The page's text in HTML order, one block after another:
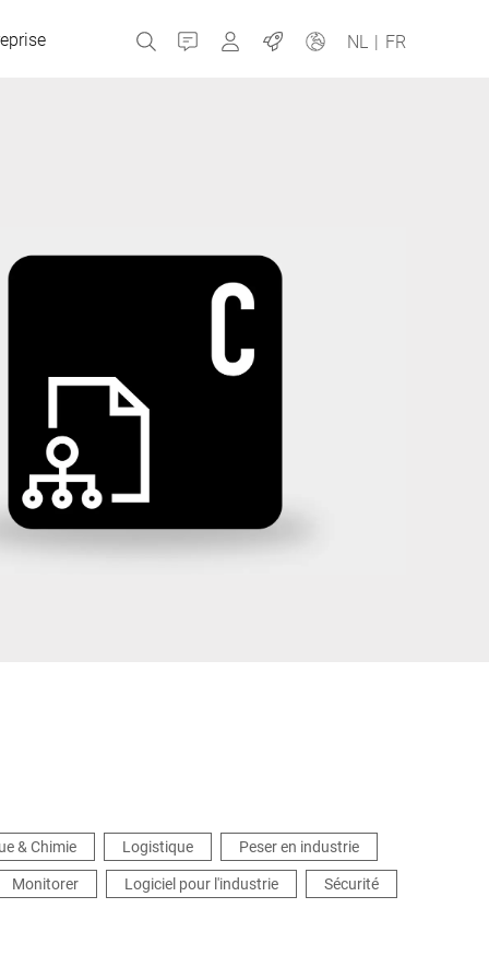
Contact MyBizerba
Emplois NL | FR
Grèce
Ukraine
& Chimie Logistique
Peser en industrie
Monitorer Logiciel pour l'industrie
Sécurité